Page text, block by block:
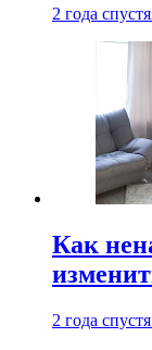
2 года спустя
Как
2 года спустя